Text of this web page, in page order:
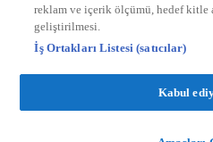
reklam ve içerik ölçümü, hedef kitle
geliştirilmesi.
İş Ortakları Listesi (satıcılar)
Kabul